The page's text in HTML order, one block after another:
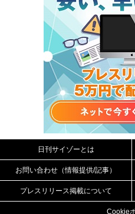
日刊サイゾーとは
お問い合わせ（情報提供/記事）
プレスリリース掲載について
Cookie